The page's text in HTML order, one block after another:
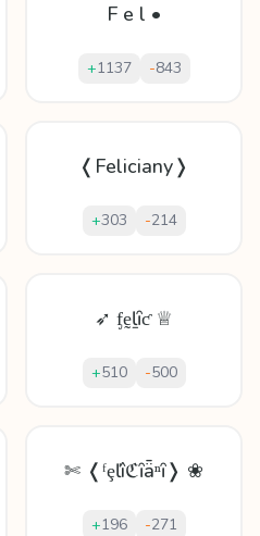
F e l •
+1137 -843
❬Feliciany❭
+303 -214
➶ ᶂḛḻȋƈ ♕
+510 -500
✄ ❬ᶠȩľîℭȋǟⁿȋ❭ ❀
+196 -271